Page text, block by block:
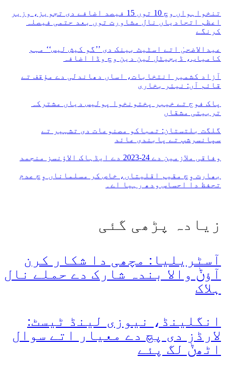
تنخواہواں وچ 10 توں 15 فیصد اضافے دی تجویز، وزیر
اعظم اتحادیاں نال مشاورت توں بعد حتمی فیصلہ
کرنگے
عیدالاضحیٰ اتے اسٹیٹ بینک دی ’’گو کیش لیس‘‘ مہم
کامیاب، ڈیجیٹل لین دین وچ وڈا اضافہ
آزاد کشمیر انتخابات، اساں دھاندلی دے مؤقف تے
قائم آں: نیئر بخاری
پاک فوج تے خیبر پختونخوا پولیس دیاں مشترکہ
تربیتی مشقاں
گلگت بلتستان: تمباکو مصنوعات دی تشہیر تے
سپانسرشپ تے پابندی عائد
وفاقی ملازمین دے 24-2023 دے ایڈہاک الاؤنسز منجمد
بھارت وِچ مقیم اقلیتاں، خاص کر مسلماناں وِچ عدم
تحفظ دا احساس ودھ رہیا اے۔
زیادہ پڑھی گئی
آسٹریلیا: مچھی دا شکار کرن
آؤݨ والا بندہ شارک دے حملے نال
ہلاک
انگلینڈ، نیوزی لینڈ ٹیسٹ:
لارڈز دی پچ دے معیار اتے سوال
اٹھݨ لگ پئے